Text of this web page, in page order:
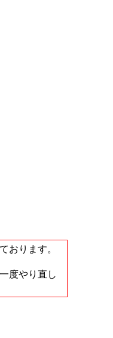
おります。
度やり直し